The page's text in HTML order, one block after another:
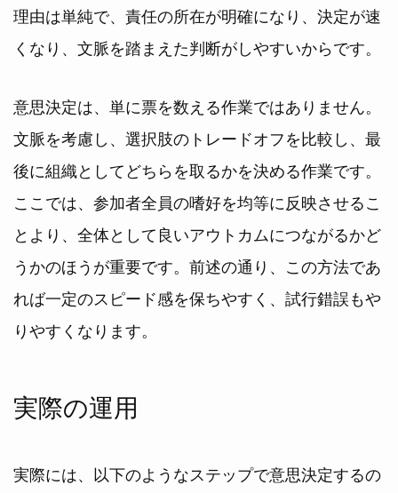
理由は単純で、責任の所在が明確になり、決定が速
くなり、文脈を踏まえた判断がしやすいからです。
意思決定は、単に票を数える作業ではありません。
文脈を考慮し、選択肢のトレードオフを比較し、最
後に組織としてどちらを取るかを決める作業です。
ここでは、参加者全員の嗜好を均等に反映させるこ
とより、全体として良いアウトカムにつながるかど
うかのほうが重要です。前述の通り、この方法であ
れば一定のスピード感を保ちやすく、試行錯誤もや
りやすくなります。
実際の運用
実際には、以下のようなステップで意思決定するの